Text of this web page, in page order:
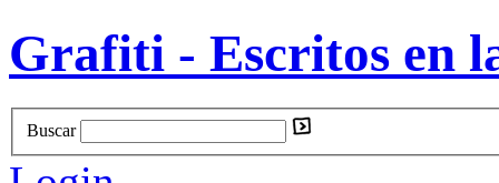
Grafiti - Escritos en
Buscar